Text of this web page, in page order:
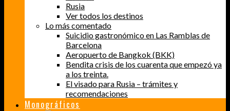
Rusia
Ver todos los destinos
Lo más comentado
Suicidio gastronómico en Las Ramblas de
Barcelona
Aeropuerto de Bangkok (BKK)
Bendita crisis de los cuarenta que empezó ya
a los treinta.
El visado para Rusia – trámites y
recomendaciones
Monográficos